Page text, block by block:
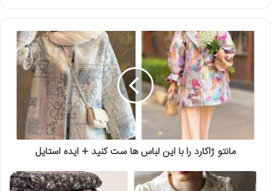
مانتو ژاکارد را با این لباس ها ست کنید + ایده استایل